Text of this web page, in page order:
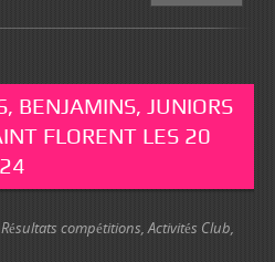
BENJAMINS, JUNIORS
FLORENT LES 20
compétitions,Activités Club,